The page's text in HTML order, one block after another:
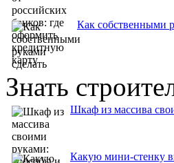
Как собственными
Знать
Шкаф из массива
Какую мини-стенку